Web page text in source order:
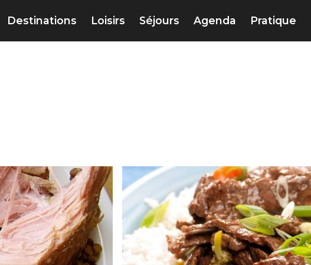
Destinations Loisirs Séjours Agenda Pratique